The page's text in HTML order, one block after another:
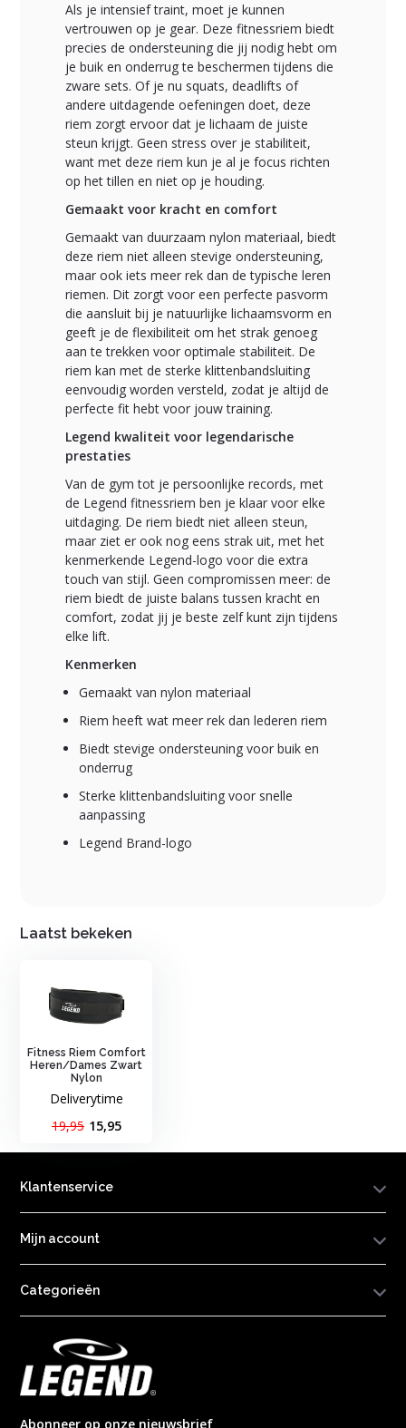
Als je intensief traint, moet je kunnen
vertrouwen op je gear. Deze fitnessriem biedt
precies de ondersteuning die jij nodig hebt om
je buik en onderrug te beschermen tijdens die
zware sets. Of je nu squats, deadlifts of
andere uitdagende oefeningen doet, deze
riem zorgt ervoor dat je lichaam de juiste
steun krijgt. Geen stress over je stabiliteit,
want met deze riem kun je al je focus richten
op het tillen en niet op je houding.
Gemaakt voor kracht en comfort
Gemaakt van duurzaam nylon materiaal, biedt
deze riem niet alleen stevige ondersteuning,
maar ook iets meer rek dan de typische leren
riemen. Dit zorgt voor een perfecte pasvorm
die aansluit bij je natuurlijke lichaamsvorm en
geeft je de flexibiliteit om het strak genoeg
aan te trekken voor optimale stabiliteit. De
riem kan met de sterke klittenbandsluiting
eenvoudig worden versteld, zodat je altijd de
perfecte fit hebt voor jouw training.
Legend kwaliteit voor legendarische
prestaties
Van de gym tot je persoonlijke records, met
de Legend fitnessriem ben je klaar voor elke
uitdaging. De riem biedt niet alleen steun,
maar ziet er ook nog eens strak uit, met het
kenmerkende Legend-logo voor die extra
touch van stijl. Geen compromissen meer: de
riem biedt de juiste balans tussen kracht en
comfort, zodat jij je beste zelf kunt zijn tijdens
elke lift.
Kenmerken
Gemaakt van nylon materiaal
Riem heeft wat meer rek dan lederen riem
Biedt stevige ondersteuning voor buik en
onderrug
Sterke klittenbandsluiting voor snelle
aanpassing
Legend Brand-logo
Laatst bekeken
Fitness Riem Comfort
Heren/Dames Zwart
Nylon
Deliverytime
19,95 15,95
Klantenservice
Mijn account
Categorieën
Abonneer op onze nieuwsbrief